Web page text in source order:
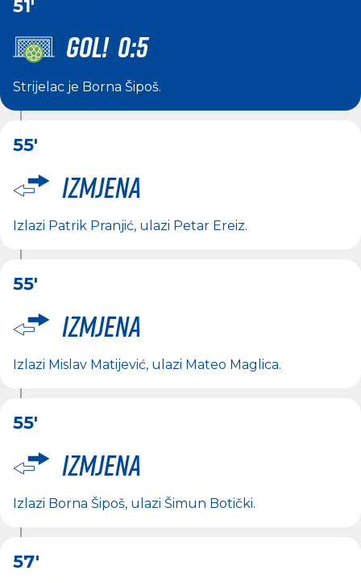
51'
GOL! 0:5
Strijelac je Borna Šipoš.
55'
Izmjena
Izlazi Patrik Pranjić, ulazi Petar Ereiz.
55'
Izmjena
Izlazi Mislav Matijević, ulazi Mateo Maglica.
55'
Izmjena
Izlazi Borna Šipoš, ulazi Šimun Botički.
57'